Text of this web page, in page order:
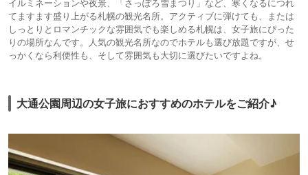
イルミネーションや夜景、「さっぽろ雪まつり」など、寒くなるにつれ
てますます盛り上がる札幌の観光名所。アクティブに弾けても、または
しっとりとロマンチックな雰囲気でも楽しめる札幌は、女子旅にぴった
りの場所なんです。人気の観光名所なのでホテルも選び放題ですが、せ
っかくなら利便性も、そして雰囲気も大切に選びたいですよね。
大通公園周辺の女子旅におすすめのホテルをご紹介♪